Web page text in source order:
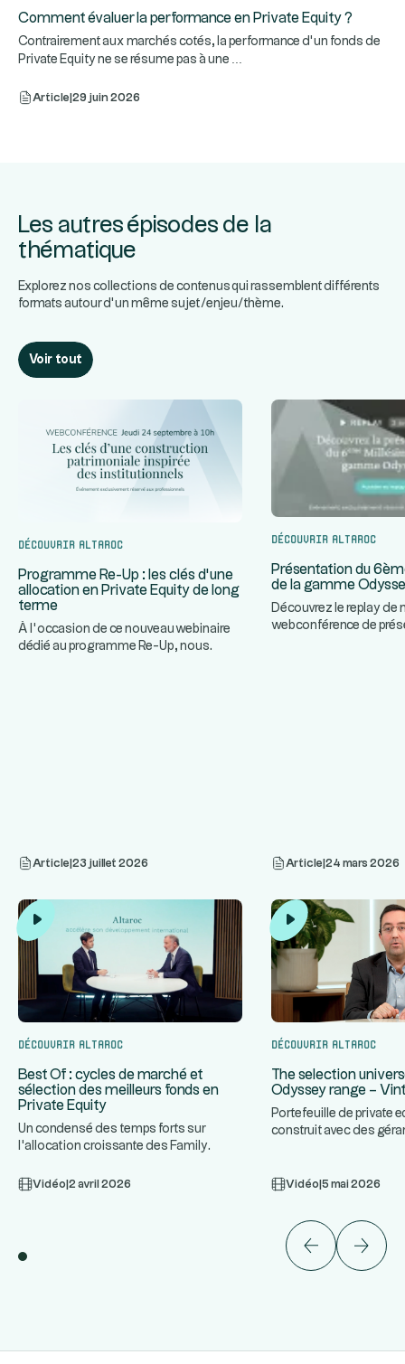
Comment évaluer la performance en Private Equity ?
Contrairement aux marchés cotés, la performance d’un fonds de
Private Equity ne se résume pas à une ...
Article 29 juin 2026
Les autres épisodes de la
thématique
Explorez nos collections de contenus qui rassemblent différents
formats autour d’un même sujet/enjeu/thème.
Voir tout
Découvrir Altaroc
Programme Re-Up : les clés d’une
allocation en Private Equity de long
terme
À l’occasion de ce nouveau webinaire
dédié au programme Re-Up, nous
Article 23 juillet 2026
Découvrir Altaroc
Présentation du
de la gamme
Découvrez le replay de
webconférence de
Article 24 mars 2026
Découvrir Altaroc
Best Of : cycles de marché et
sélection des meilleurs fonds en
Private Equity
Un condensé des temps forts sur
l'allocation croissante des Family
Vidéo 2 avril 2026
Découvrir Altaroc
The selection
Odyssey range –
Portefeuille de private
construit avec des
Vidéo 5 mai 2026